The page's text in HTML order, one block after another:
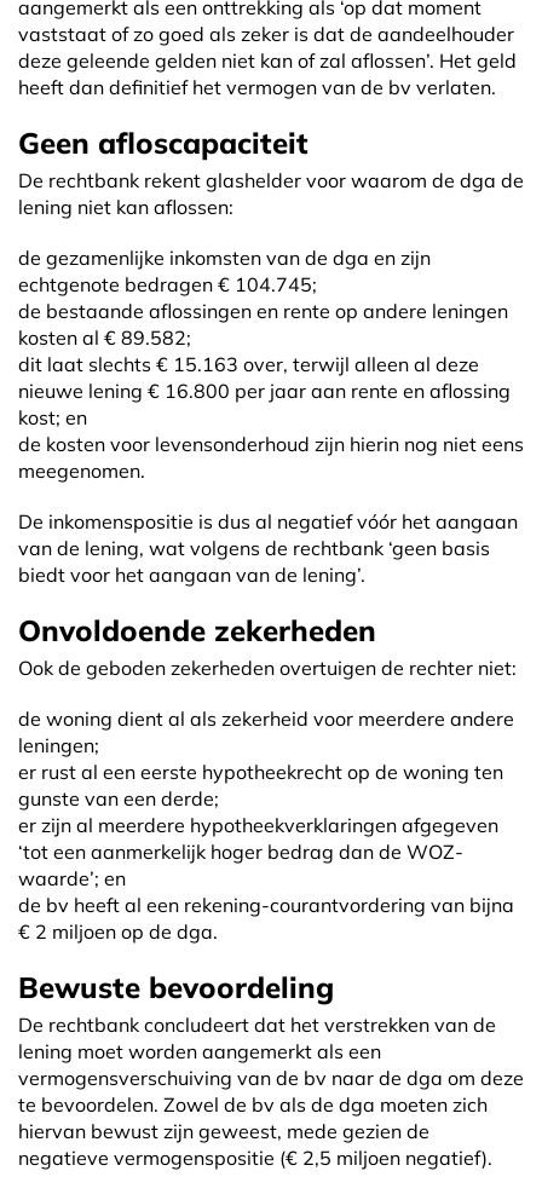
aangemerkt als een onttrekking als ‘op dat moment
vaststaat of zo goed als zeker is dat de aandeelhouder
deze geleende gelden niet kan of zal aflossen’. Het geld
heeft dan definitief het vermogen van de bv verlaten.
Geen afloscapaciteit
De rechtbank rekent glashelder voor waarom de dga de
lening niet kan aflossen:
de gezamenlijke inkomsten van de dga en zijn
echtgenote bedragen € 104.745;
de bestaande aflossingen en rente op andere leningen
kosten al € 89.582;
dit laat slechts € 15.163 over, terwijl alleen al deze
nieuwe lening € 16.800 per jaar aan rente en aflossing
kost; en
de kosten voor levensonderhoud zijn hierin nog niet eens
meegenomen.
De inkomenspositie is dus al negatief vóór het aangaan
van de lening, wat volgens de rechtbank ‘geen basis
biedt voor het aangaan van de lening’.
Onvoldoende zekerheden
Ook de geboden zekerheden overtuigen de rechter niet:
de woning dient al als zekerheid voor meerdere andere
leningen;
er rust al een eerste hypotheekrecht op de woning ten
gunste van een derde;
er zijn al meerdere hypotheekverklaringen afgegeven
‘tot een aanmerkelijk hoger bedrag dan de WOZ-
waarde’; en
de bv heeft al een rekening-courantvordering van bijna
€ 2 miljoen op de dga.
Bewuste bevoordeling
De rechtbank concludeert dat het verstrekken van de
lening moet worden aangemerkt als een
vermogensverschuiving van de bv naar de dga om deze
te bevoordelen. Zowel de bv als de dga moeten zich
hiervan bewust zijn geweest, mede gezien de
negatieve vermogenspositie (€ 2,5 miljoen negatief).